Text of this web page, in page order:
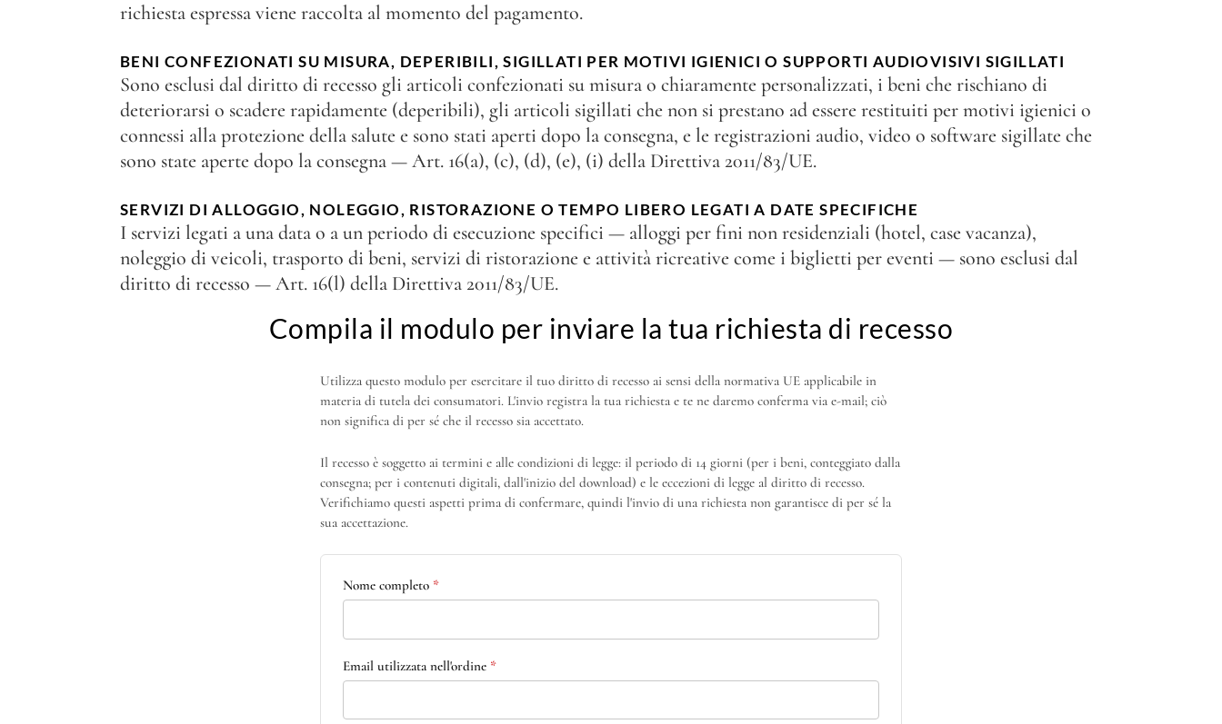
richiesta espressa viene raccolta al momento del pagamento.
BENI CONFEZIONATI SU MISURA, DEPERIBILI, SIGILLATI PER MOTIVI IGIENICI O SUPPORTI AUDIOVISIVI SIGILLATI
Sono esclusi dal diritto di recesso gli articoli confezionati su misura o chiaramente personalizzati, i beni che rischiano di
deteriorarsi o scadere rapidamente (deperibili), gli articoli sigillati che non si prestano ad essere restituiti per motivi igienici o
connessi alla protezione della salute e sono stati aperti dopo la consegna, e le registrazioni audio, video o software sigillate che
sono state aperte dopo la consegna — Art. 16(a), (c), (d), (e), (i) della Direttiva 2011/83/UE.
SERVIZI DI ALLOGGIO, NOLEGGIO, RISTORAZIONE O TEMPO LIBERO LEGATI A DATE SPECIFICHE
I servizi legati a una data o a un periodo di esecuzione specifici — alloggi per fini non residenziali (hotel, case vacanza),
noleggio di veicoli, trasporto di beni, servizi di ristorazione e attività ricreative come i biglietti per eventi — sono esclusi dal
diritto di recesso — Art. 16(l) della Direttiva 2011/83/UE.
Compila il modulo per inviare la tua richiesta di recesso
Utilizza questo modulo per esercitare il tuo diritto di recesso ai sensi della normativa UE applicabile in
materia di tutela dei consumatori. L'invio registra la tua richiesta e te ne daremo conferma via e-mail; ciò
non significa di per sé che il recesso sia accettato.
Il recesso è soggetto ai termini e alle condizioni di legge: il periodo di 14 giorni (per i beni, conteggiato dalla
consegna; per i contenuti digitali, dall'inizio del download) e le eccezioni di legge al diritto di recesso.
Verifichiamo questi aspetti prima di confermare, quindi l'invio di una richiesta non garantisce di per sé la
sua accettazione.
Nome completo *
Email utilizzata nell'ordine *